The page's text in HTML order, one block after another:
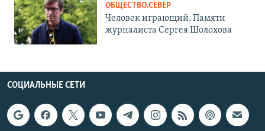
ОБЩЕСТВО.СЕВЕР
Человек играющий. Памяти
журналиста Сергея Шолохова
СОЦИАЛЬНЫЕ СЕТИ